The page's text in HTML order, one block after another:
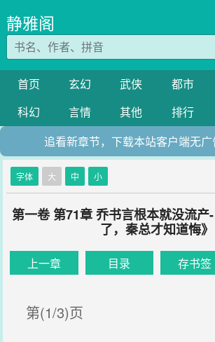
静雅阁
首页 玄幻 武侠 都市
科幻
言情 其他 排行
追看新章节，下载本站客户端无
字体 大 中 小
第一卷 第71章 乔书言根本就没流产
了，秦总才知道悔》
上一章 目录 存书签
第(1/3)页